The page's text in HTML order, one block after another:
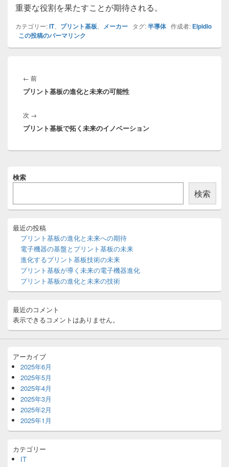
重要な役割を果たすことが期待される。
カテゴリー:IT、 プリント基板 メーカー タグ:半導体作成者: Elpidio
この投稿のパーマリンク
稿
ナ
ゲ
ー
シ
← 前前
の
プリント基板の進化と未来の可能性
次 →
の
稿:
プリント基板で拓く未来のイノベーション
イ
イ
バ
ト
リ
ア
検索
検索
最近の投稿
プリント基板の進化と未来への期待
電子機器の基盤とプリント基板の未来
進化するプリント基板技術の未来
プリント基板が導く未来の電子機器進化
プリント基板の進化と未来の技術
最近のコメント
表示できるコメントはありません。
アーカイブ
2025年6月
2025年5月
2025年4月
2025年3月
2025年2月
2025年1月
カテゴリー
IT